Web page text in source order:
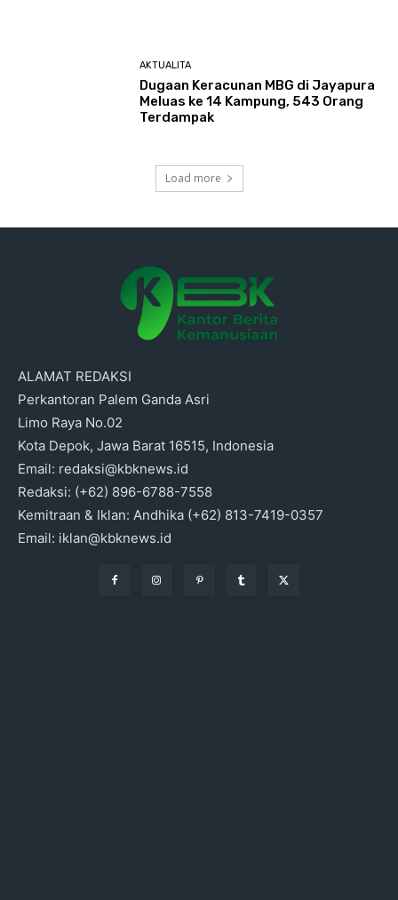
AKTUALITA
Dugaan Keracunan MBG di Jayapura
Meluas ke 14 Kampung, 543 Orang
Terdampak
Load more
ALAMAT REDAKSI
Perkantoran Palem Ganda Asri
Limo Raya No.02
Kota Depok, Jawa Barat 16515, Indonesia
Email: redaksi@kbknews.id
Redaksi: (+62) 896-6788-7558
Kemitraan & Iklan: Andhika (+62) 813-7419-0357
Email: iklan@kbknews.id